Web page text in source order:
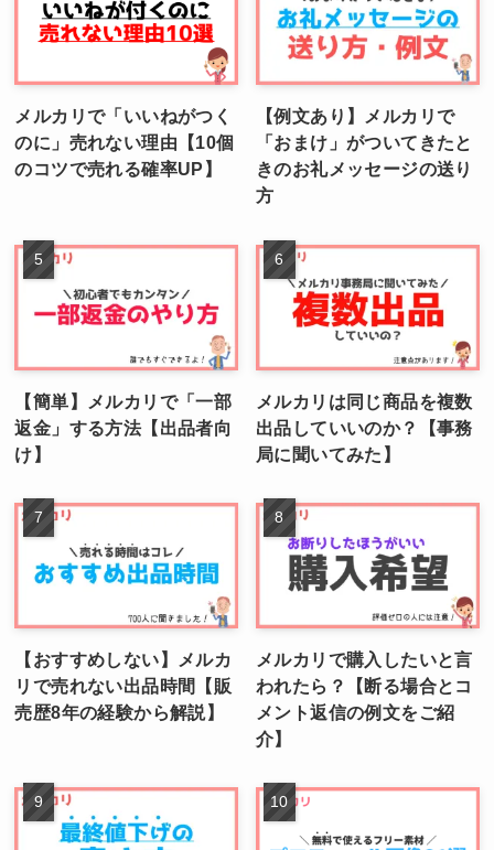
メルカリで「いいねがつく
のに」売れない理由【10個
のコツで売れる確率UP】
【例文あり】メルカリで
「おまけ」がついてきたと
きのお礼メッセージの送り
方
【簡単】メルカリで「一部
返金」する方法【出品者向
け】
メルカリは同じ商品を複数
出品していいのか？【事務
局に聞いてみた】
【おすすめしない】メルカ
リで売れない出品時間【販
売歴8年の経験から解説】
メルカリで購入したいと言
われたら？【断る場合とコ
メント返信の例文をご紹
介】